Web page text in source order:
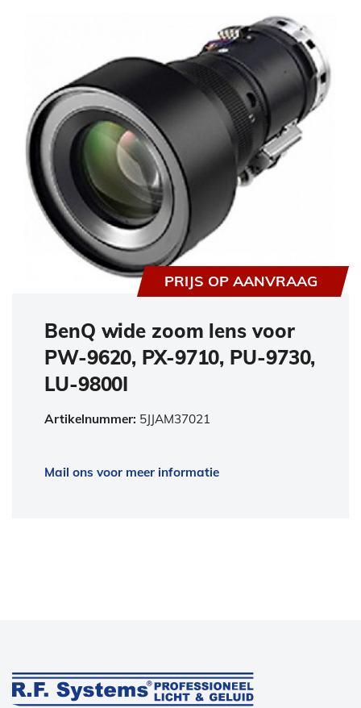
PRIJS OP AANVRAAG
BenQ wide zoom lens voor
PW-9620, PX-9710, PU-9730,
LU-9800I
Artikelnummer: 5JJAM37021
Mail ons voor meer informatie